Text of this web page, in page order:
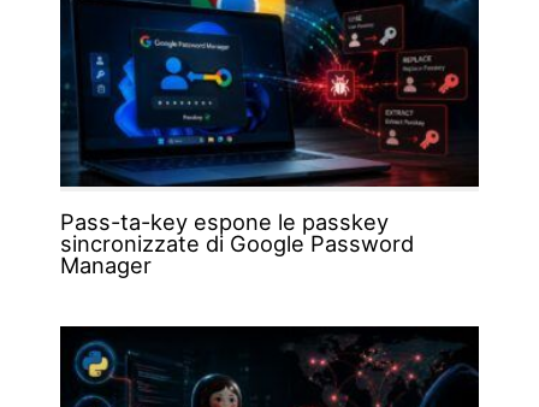
Pass-ta-key espone le passkey
sincronizzate di Google Password
Manager